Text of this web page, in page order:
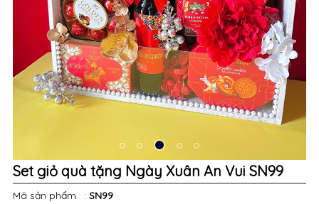
Set giỏ quà tặng Ngày Xuân An Vui SN99
Mã sản phẩm : SN99